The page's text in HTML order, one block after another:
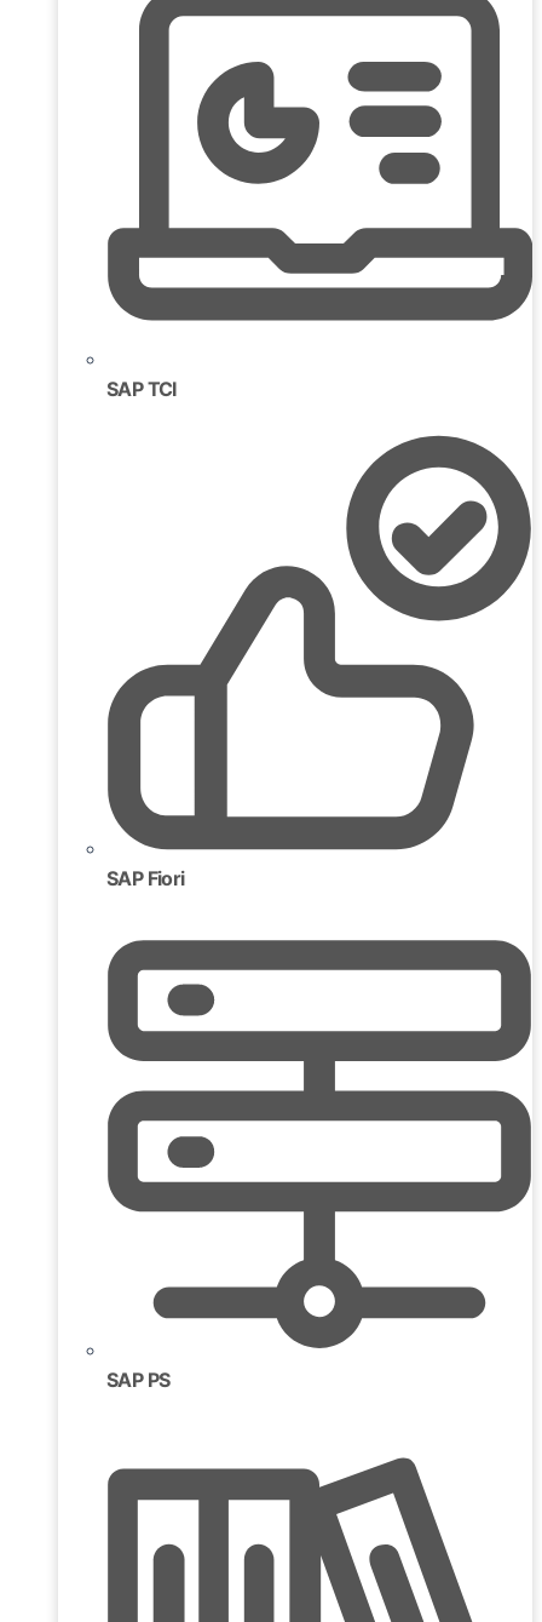
SAP TCI
SAP Fiori
SAP PS